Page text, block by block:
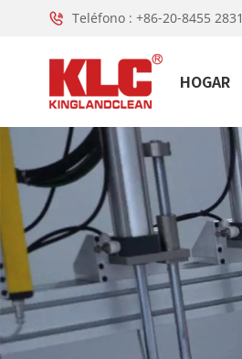
Teléfono : +86-20-8455 2831
HOGAR